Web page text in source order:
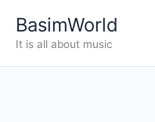
BasimWorld
It is all about music